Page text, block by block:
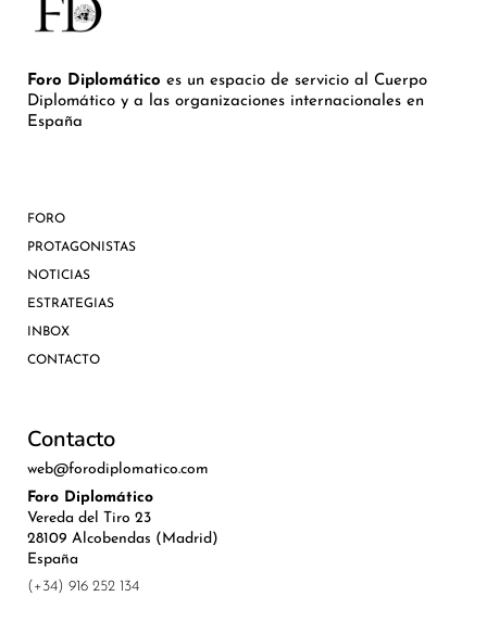
Foro Diplomático es un espacio de servicio al Cuerpo
Diplomático y a las organizaciones internacionales en
España
FORO
PROTAGONISTAS
NOTICIAS
ESTRATEGIAS
INBOX
CONTACTO
Contacto
web@forodiplomatico.com
Foro Diplomático
Vereda del Tiro 23
28109 Alcobendas (Madrid)
España
(+34) 916 252 134